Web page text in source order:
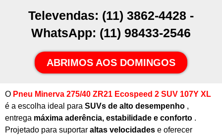
Televendas: (11) 3862-4428 -
WhatsApp: (11) 98433-2546
ABRIMOS AOS DOMINGOS
O Pneu Minerva 275/40 ZR21 Ecospeed 2 SUV 107Y XL
é a escolha ideal para SUVs de alto desempenho ,
entrega máxima aderência, estabilidade e conforto .
Projetado para suportar altas velocidades e oferecer